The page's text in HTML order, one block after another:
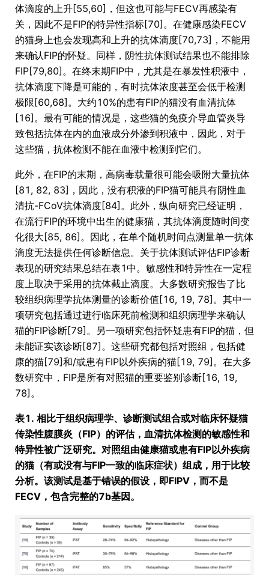
体滴度的上升[55,60]，但这也可能与FECV再感染有
关，因此不是FIP的特异性指标[70]。在健康感染FECV
的猫身上也会发现高和上升的抗体滴度[70,73]，不能用
来确认FIP的怀疑。同样，阴性抗体测试结果也不能排除
FIP[79,80]。在终末期FIP中，尤其是在暴发性积液中，
抗体滴度下降是可能的，有时抗体浓度甚至会低于检测
极限[60,68]。大约10%的患有FIP的猫没有血清抗体
[16]。最有可能的情况是，这些猫的免疫介导血管炎导
致包括抗体在内的血液成分外渗到积液中，因此，对于
这些猫，抗体检测不能在血液中检测到它们。
此外，在FIP的末期，高病毒载量很可能会吸附大量抗体
[81, 82, 83]，因此，没有积液的FIP猫可能具有阴性血
清抗-FCoV抗体滴度[84]。此外，纵向研究已经证明，
在流行FIP的环境中出生的健康猫，其抗体滴度随时间变
化很大[85, 86]。因此，在单个随机时间点测量单一抗体
滴度无法提供任何诊断信息。关于抗体测试评估FIP诊断
表现的研究结果总结在表1中。敏感性和特异性在一定程
度上取决于采用的抗体截止滴度。大多数研究报告了比
较组织病理学抗体测量的诊断价值[16, 19, 78]。其中一
项研究包括通过进行临床死前检测和组织病理学来确认
猫的FIP诊断[79]。另一项研究包括怀疑患有FIP的猫，但
未能证实该诊断[87]。这些研究都包括对照组，包括健
康的猫[79]和/或患有FIP以外疾病的猫[19, 79]。在大多
数研究中，FIP是所有对照猫的重要鉴别诊断[16, 19,
78]。
表1. 相比于组织病理学、诊断测试组合或对临床怀疑猫
传染性腹膜炎（FIP）的评估，血清抗体检测的敏感性和
特异性被广泛研究。对照组由健康猫或患有FIP以外疾病
的猫（有或没有与FIP一致的临床症状）组成，用于比较
分析。该测试是基于错误的假设，即FIPV，而不是
FECV，包含完整的7b基因。